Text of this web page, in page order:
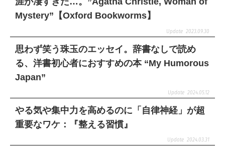
Mystery”【Oxford Bookworms】
2023.09.30
思わず笑う珠玉のエッセイ。辞書なしで読め
る、洋書初心者におすすめの本 “My Humorous
Japan”
2024.05.12
やる気や集中力を高めるのに「自律神経」が超
重要なワケ：『整える習慣』
2024.03.31